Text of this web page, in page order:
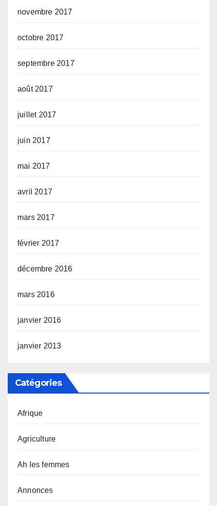
novembre 2017
octobre 2017
septembre 2017
août 2017
juillet 2017
juin 2017
mai 2017
avril 2017
mars 2017
février 2017
décembre 2016
mars 2016
janvier 2016
janvier 2013
Catégories
Afrique
Agriculture
Ah les femmes
Annonces